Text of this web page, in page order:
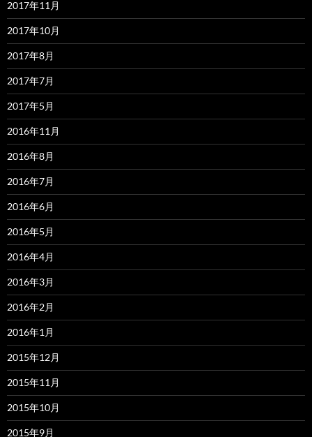
2017年11月
2017年10月
2017年8月
2017年7月
2017年5月
2016年11月
2016年8月
2016年7月
2016年6月
2016年5月
2016年4月
2016年3月
2016年2月
2016年1月
2015年12月
2015年11月
2015年10月
2015年9月